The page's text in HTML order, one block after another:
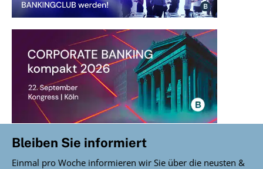
Bleiben Sie informiert
Einmal pro Woche informieren wir Sie über die neusten &